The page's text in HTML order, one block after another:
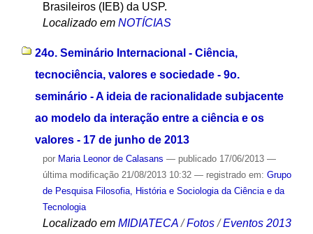
Brasileiros (IEB) da USP.
Localizado em NOTÍCIAS
24o. Seminário Internacional - Ciência,
tecnociência, valores e sociedade - 9o.
seminário - A ideia de racionalidade subjacente
ao modelo da interação entre a ciência e os
valores - 17 de junho de 2013
por Maria Leonor de Calasans — publicado17/06/2013 —
última modificação21/08/2013 10:32 — registrado em: Grupo
de Pesquisa Filosofia, História e Sociologia da Ciência e da
Tecnologia
Localizado em MIDIATECA /Fotos /Eventos 2013